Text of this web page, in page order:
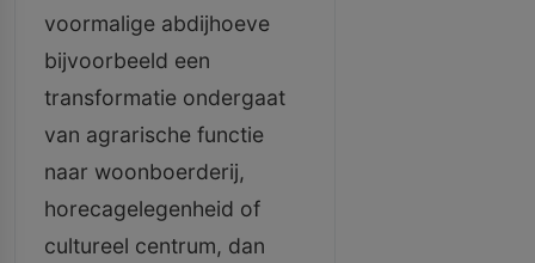
voormalige abdijhoeve
bijvoorbeeld een
transformatie ondergaat
van agrarische functie
naar woonboerderij,
horecagelegenheid of
cultureel centrum, dan